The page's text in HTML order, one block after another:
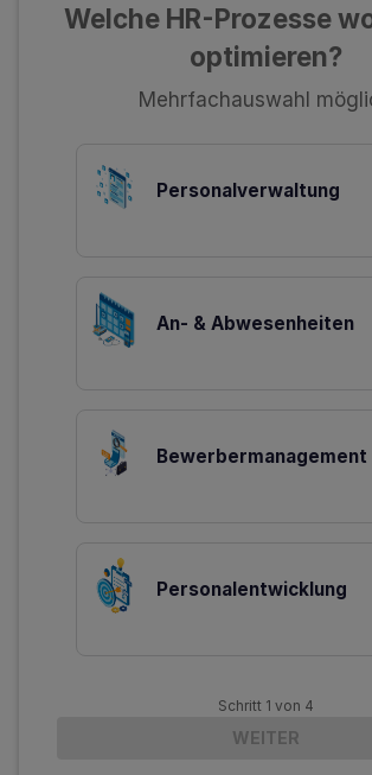
Welche HR-Prozesse
optimieren?
Mehrfachauswahl
Personalverwaltung
An- & Abwesenheiten
Bewerbermanagement
Personalentwicklung
Schritt 1 von 4
WEITER